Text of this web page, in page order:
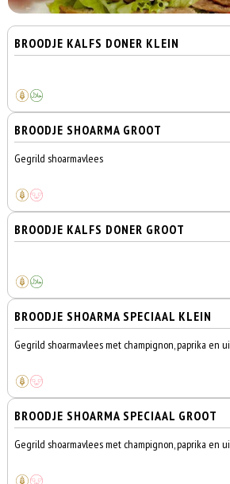
BROODJE KALFS DONER KLEIN
BROODJE SHOARMA GROOT
Gegrild shoarmavlees
BROODJE KALFS DONER GROOT
BROODJE SHOARMA SPECIAAL KLEIN
Gegrild shoarmavlees met champignon, paprika en ui
BROODJE SHOARMA SPECIAAL GROOT
Gegrild shoarmavlees met champignon, paprika en ui